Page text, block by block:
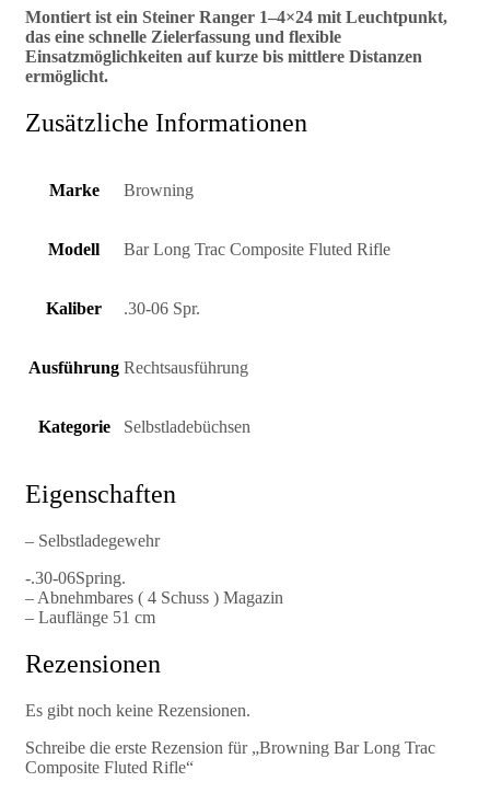
Montiert ist ein Steiner Ranger 1–4×24 mit Leuchtpunkt,
das eine schnelle Zielerfassung und flexible
Einsatzmöglichkeiten auf kurze bis mittlere Distanzen
ermöglicht.
Zusätzliche Informationen
Marke Browning
Modell Bar Long Trac Composite Fluted Rifle
Kaliber .30-06 Spr.
Ausführung Rechtsausführung
Kategorie Selbstladebüchsen
Eigenschaften
– Selbstladegewehr
-.30-06Spring.
– Abnehmbares ( 4 Schuss ) Magazin
– Lauflänge 51 cm
Rezensionen
Es gibt noch keine Rezensionen.
Schreibe die erste Rezension für „Browning Bar Long Trac
Composite Fluted Rifle“